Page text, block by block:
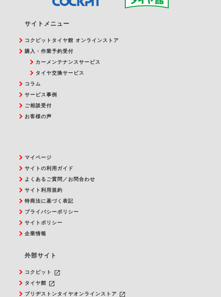
サイトメニュー
コクピットタイヤ館 オンラインストア
購入・作業予約受付
カーメンテナンスサービス
タイヤ交換サービス
コラム
サービス事例
ご相談受付
お客様の声
マイページ
サイトの利用ガイド
よくあるご質問／お問合わせ
サイト利用規約
特商法に基づく表記
プライバシーポリシー
サイトポリシー
企業情報
外部サイト
コクピット launch
タイヤ館 launch
ブリヂストンタイヤオンラインストア launch